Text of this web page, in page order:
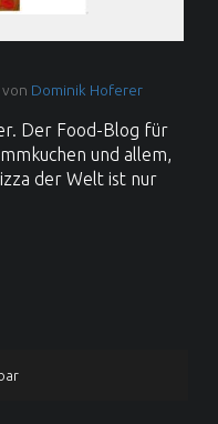
Dominik Hoferer
Der Food-Blog für
und allem,
der Welt ist nur